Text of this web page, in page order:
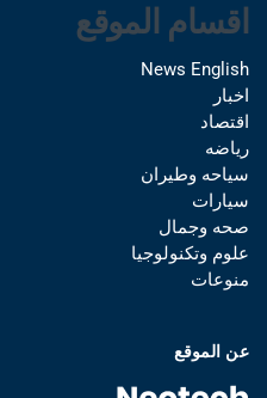
اقسام الموقع
News English
اخبار
اقتصاد
رياضه
سياحه وطيران
سيارات
صحه وجمال
علوم وتكنولوجيا
منوعات
عن الموقع